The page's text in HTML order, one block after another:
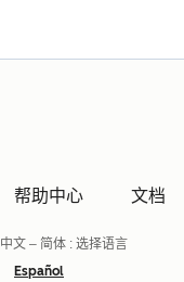
帮助中心 文档
中文 – 简体 : 选择语言
Español